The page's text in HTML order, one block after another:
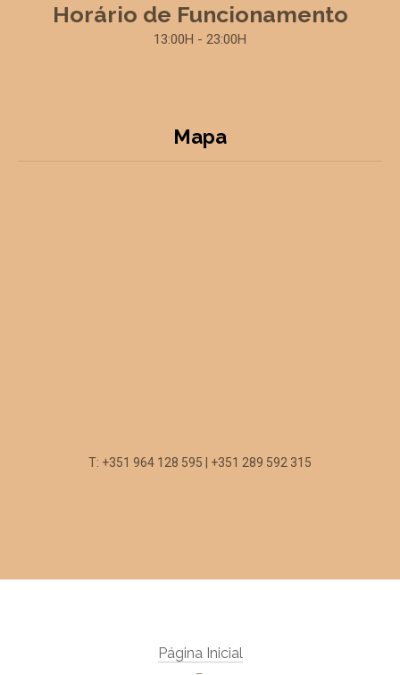
Horário de Funcionamento
13:00H - 23:00H
Mapa
T: +351 964 128 595 | +351 289 592 315
Página Inicial